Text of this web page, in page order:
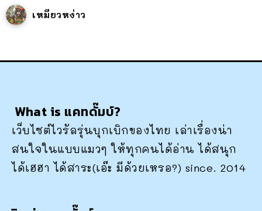
เหมียวหง่าว
What is แคทดั๊มบ์?
เว็บไซต์ไวรัลรุ่นบุกเบิกของไทย เล่าเรื่องน่า
สนใจในแบบแมวๆ ให้ทุกคนได้อ่าน ได้สนุก
ได้เฮฮา ได้สาระ(เอ๊ะ มีด้วยเหรอ?) since. 2014